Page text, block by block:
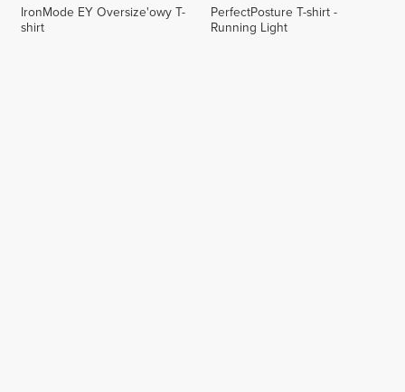
IronMode EY Oversize'owy T-
shirt
PerfectPosture T-shirt -
Running Light